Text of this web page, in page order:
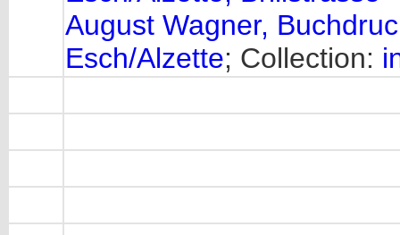
August Wagner,
Esch/Alzette; Collection: